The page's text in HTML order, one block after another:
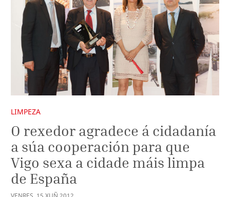
LIMPEZA
O rexedor agradece á cidadanía
a súa cooperación para que
Vigo sexa a cidade máis limpa
de España